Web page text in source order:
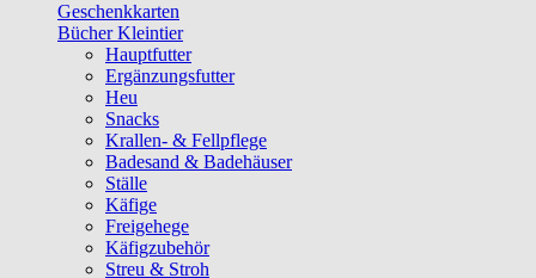
Geschenkkarten
Bücher Kleintier
Hauptfutter
Ergänzungsfutter
Heu
Snacks
Krallen- & Fellpflege
Badesand & Badehäuser
Ställe
Käfige
Freigehege
Käfigzubehör
Streu & Stroh